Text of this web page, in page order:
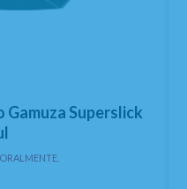
Gamuza Superslick